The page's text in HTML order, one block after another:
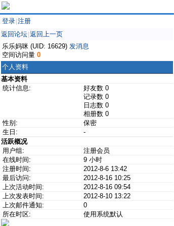
登录 注册
返回论坛 返回上一页
乐乐妈咪 (UID: 16629) 发消息
空间访问量 0
个人资料
基本资料
统计信息:
好友数 0
记录数 0
日志数 0
相册数 0
性别:
保密
生日:
-
活跃概况
用户组:
注册会员
在线时间:
9 小时
注册时间:
2012-8-6 13:42
最后访问:
2012-8-16 10:25
上次活动时间:
2012-8-16 09:54
上次发表时间:
2012-8-10 13:22
上次邮件通知:
0
所在时区:
使用系统默认